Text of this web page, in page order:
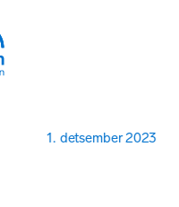
1. detsember 2023